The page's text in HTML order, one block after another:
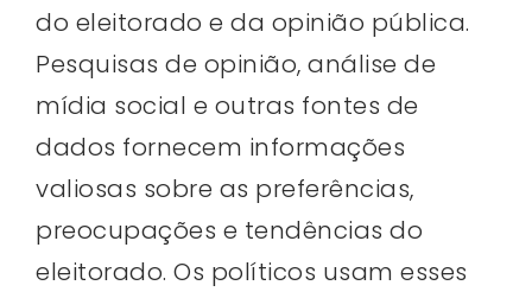
do eleitorado e da opinião pública.
Pesquisas de opinião, análise de
mídia social e outras fontes de
dados fornecem informações
valiosas sobre as preferências,
preocupações e tendências do
eleitorado. Os políticos usam esses